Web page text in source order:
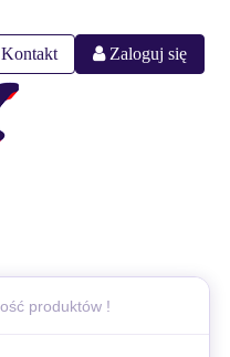
Kontakt Zaloguj się